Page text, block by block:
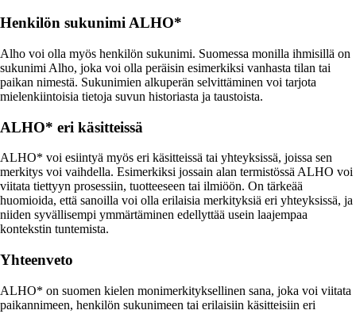
Henkilön sukunimi ALHO*
Alho voi olla myös henkilön sukunimi. Suomessa monilla ihmisillä on
sukunimi Alho, joka voi olla peräisin esimerkiksi vanhasta tilan tai
paikan nimestä. Sukunimien alkuperän selvittäminen voi tarjota
mielenkiintoisia tietoja suvun historiasta ja taustoista.
ALHO* eri käsitteissä
ALHO* voi esiintyä myös eri käsitteissä tai yhteyksissä, joissa sen
merkitys voi vaihdella. Esimerkiksi jossain alan termistössä ALHO voi
viitata tiettyyn prosessiin, tuotteeseen tai ilmiöön. On tärkeää
huomioida, että sanoilla voi olla erilaisia merkityksiä eri yhteyksissä, ja
niiden syvällisempi ymmärtäminen edellyttää usein laajempaa
kontekstin tuntemista.
Yhteenveto
ALHO* on suomen kielen monimerkityksellinen sana, joka voi viitata
paikannimeen, henkilön sukunimeen tai erilaisiin käsitteisiin eri